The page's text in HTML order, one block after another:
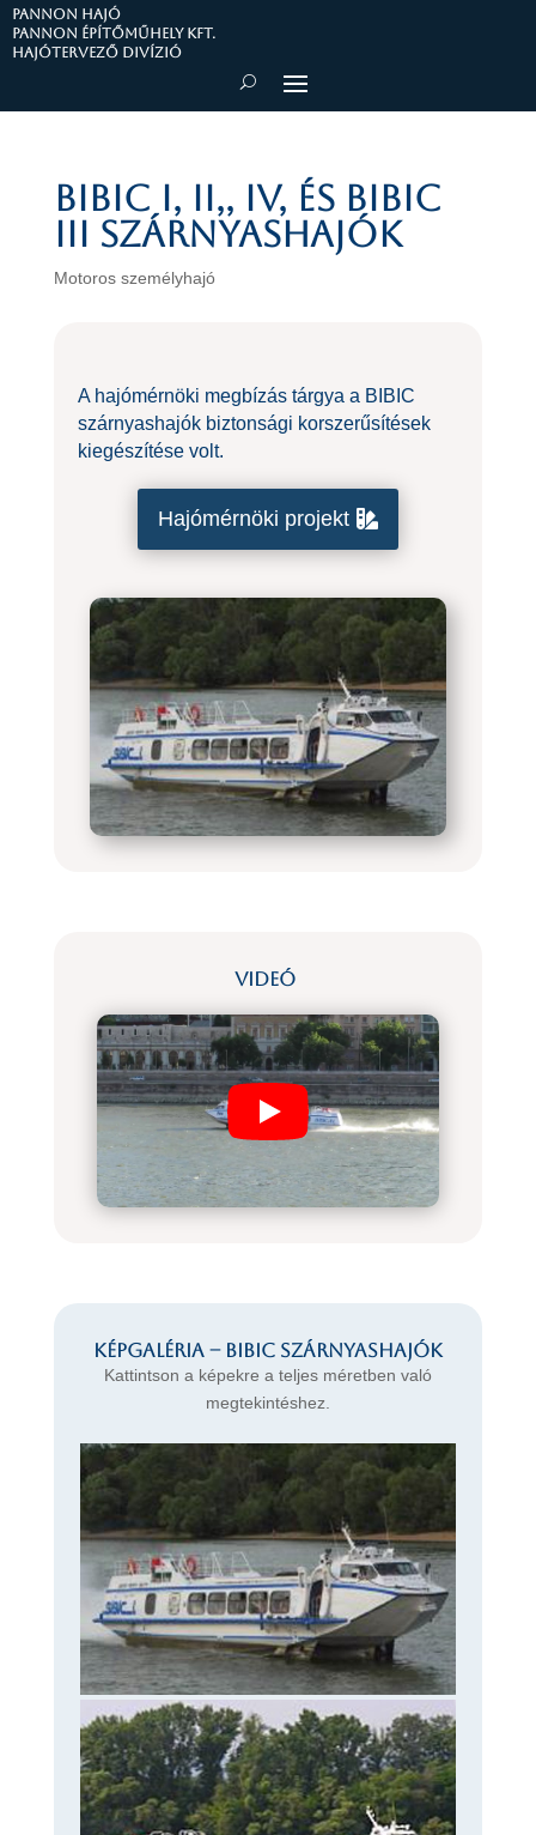
PANNON HAJÓ
Pannon Építőműhely Kft.
Hajótervező divízió
BIBIC I, II,, IV, és BIBIC
III szárnyashajók
Motoros személyhajó
A hajómérnöki megbízás tárgya a BIBIC
szárnyashajók biztonsági korszerűsítések
kiegészítése volt.
Hajómérnöki projekt
Videó
Képgaléria – BIBIC szárnyashajók
Kattintson a képekre a teljes méretben való
megtekintéshez.